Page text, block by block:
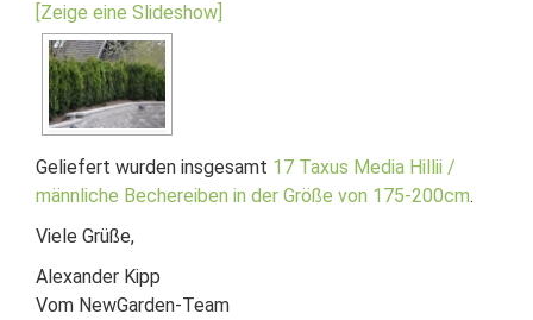
[Zeige eine Slideshow]
Geliefert wurden insgesamt 17 Taxus Media Hillii /
männliche Bechereiben in der Größe von 175-200cm.
Viele Grüße,
Alexander Kipp
Vom NewGarden-Team